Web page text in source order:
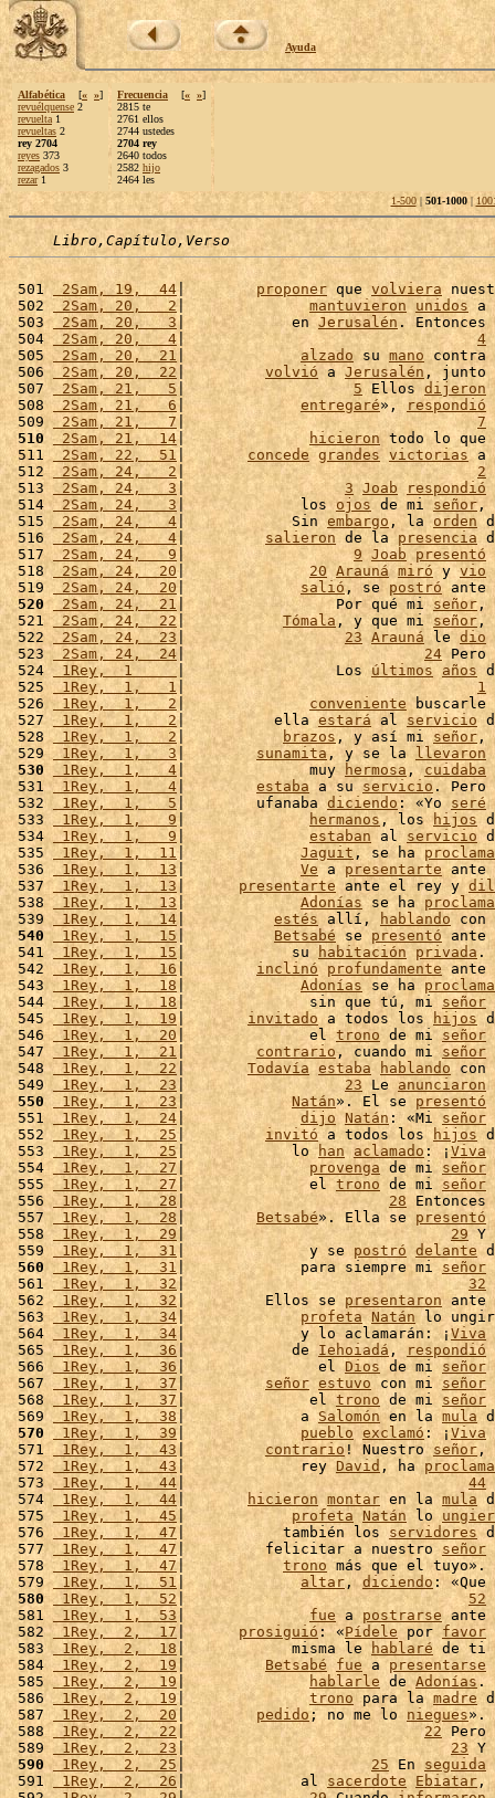
Ayuda
Alfabética [« »]
revuélquense 2
revuelta 1
revueltas 2
rey 2704
reyes 373
rezagados 3
rezar1
Frecuencia [« »]
2815 te
2761 ellos
2744 ustedes
2704 rey
2640 todos
2582 hijo
2464 les
1-500| 501-1000|
Libro,Capítulo,Verso
501 2Sam, 19,  44| proponer que volviera
502
2Sam, 20,   2| mantuvieron unidos a
503 2Sam, 20,   3|            en Jerusalén .
504 2Sam, 20,   4| 4
505 2Sam, 20,  21 | alzado su mano
506
2Sam, 20,  22 | volvió a Jerusalén ,
507 2Sam, 21,   5| 5 Ellos dijeron
508
2Sam, 21,   6 | entregaré», respondió
509 2Sam, 21,   7 | 7
510 2Sam, 21,  14| hicieron todo lo
511 2Sam, 22,  51 | concede grandes victorias a
512 2Sam, 24,   2 | 2
513 2Sam, 24,   3 | 3 Joab respondió
514 2Sam, 24,   3|             los ojos de mi señor,
515
2Sam, 24,   4|            Sin embargo , la orden
516
2Sam, 24,   4| salieron de la presencia
517
2Sam, 24,   9 | 9 Joab presentó
518
2Sam, 24,  20| 20 Arauná miró y vio
519
2Sam, 24,  20| salió , se postró
520
2Sam, 24,  21|                 Por qué mi señor ,
521 2Sam, 24,  22 | Tómala , y que mi señor,
522 2Sam, 24,  23| 23 Arauná le dio
523
2Sam, 24,  24 | 24
524 1Rey,  1 |                 Los últimos años
525
1Rey,  1,   1 | 1
526 1Rey,  1,   2 | conveniente
527 1Rey,  1,   2|          ella estará al servicio
528 1Rey,  1,   2 | brazos , y así mi señor ,
529 1Rey,  1,   3 | sunamita , y se la llevaron
530
1Rey,  1,   4 |              muy hermosa , cuidaba
531 1Rey,  1,   4| estaba a su servicio .
532
1Rey,  1,   5|        ufanaba diciendo : «Yo seré
533
1Rey,  1,   9| hermanos, los hijos
534
1Rey,  1,   9 | estaban al servicio
535
1Rey,  1,  11| Jaguit , se ha
536
1Rey,  1,  13| Ve a presentarte
537
1Rey,  1,  13| presentarte ante el rey y
538 1Rey,  1,  13 | Adonías se ha
539 1Rey,  1,  14| estés allí, hablando
540
1Rey,  1,  15 | Betsabé se presentó
541 1Rey,  1,  15|            su habitación privada .
542
1Rey,  1,  16 | inclinó profundamente
543 1Rey,  1,  18 | Adonías se ha
544 1Rey,  1,  18|              sin que tú, mi señor
545 1Rey,  1,  19 | invitado a todos los hijos
546 1Rey,  1,  20 |              el trono de mi señor
547 1Rey,  1,  21 | contrario, cuando mi señor
548 1Rey,  1,  22| Todavía estaba hablando
549
1Rey,  1,  23| 23 Le anunciaron
550
1Rey,  1,  23| Natán». El se presentó
551 1Rey,  1,  24 | dijo Natán : «Mi señor
552
1Rey,  1,  25| invitó a todos los hijos
553 1Rey,  1,  25|            lo han aclamado : ¡Viva
554
1Rey,  1,  27 | provenga de mi señor
555 1Rey,  1,  27 |              el trono de mi señor
556 1Rey,  1,  28 | 28
557
1Rey,  1,  28 | Betsabé». Ella se presentó
558 1Rey,  1,  29| 29 Y
559
1Rey,  1,  31 |              y se postró delante
560
1Rey,  1,  31|             para siempre mi señor
561 1Rey,  1,  32| 32
562 1Rey,  1,  32 |         Ellos se presentaron
563 1Rey,  1,  34| profeta Natán lo
564 1Rey,  1,  34 |             y lo aclamarán: ¡Viva
565 1Rey,  1,  36|            de Iehoiadá , respondió
566
1Rey,  1,  36|               el Dios de mi señor
567
1Rey,  1,  37| señor estuvo con mi señor
568 1Rey,  1,  37 |              el trono de mi señor
569 1Rey,  1,  38|             a Salomón en la mula
570 1Rey,  1,  39| pueblo exclamó: ¡Viva
571 1Rey,  1,  43 | contrario ! Nuestro señor ,
572 1Rey,  1,  43 |             rey David , ha
573 1Rey,  1,  44 | 44
574
1Rey,  1,  44 | hicieron montar en la mula
575 1Rey,  1,  45 | profeta Natán lo
576
1Rey,  1,  47 |           también los servidores
577 1Rey,  1,  47|         felicitar a nuestro señor
578 1Rey,  1,  47| trono más que el
579 1Rey,  1,  51 | altar, diciendo :
580
1Rey,  1,  52 | 52
581
1Rey,  1,  53 | fue a postrarse
582
1Rey,  2,  17 | prosiguió : «Pídele por favor
583
1Rey,  2,  18|            misma le hablaré de
584
1Rey,  2,  19| Betsabé fue a presentarse
585 1Rey,  2,  19 | hablarle de Adonías.
586 1Rey,  2,  19| trono para la madre
587 1Rey,  2,  20| pedido; no me lo niegues».
588 1Rey,  2,  22 | 22
589
1Rey,  2,  23 | 23
590
1Rey,  2,  25 | 25 En seguida
591
1Rey,  2,  26 |             al sacerdote Ebiatar ,